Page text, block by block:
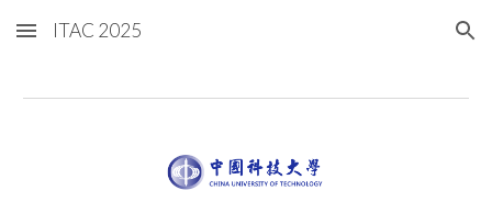
Skip to main content Skip to navigation
ITAC 2025